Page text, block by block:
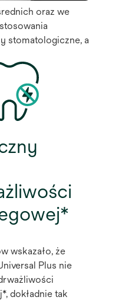
oraz we
stomatologiczne, a
wskazało, że
Plus nie
dokładnie tak